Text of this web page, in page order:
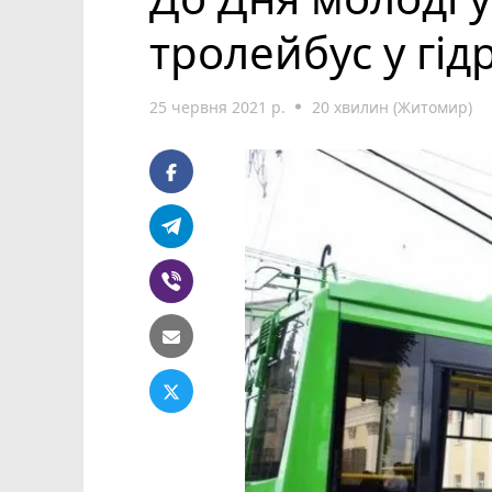
тролейбус у
25 червня 2021 р. 20 хвилин (Житомир)